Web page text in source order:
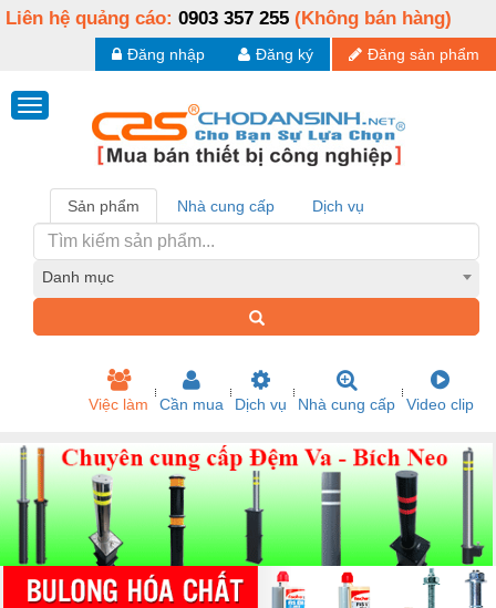
Liên hệ quảng cáo: 0903 357 255 (Không bán hàng)
Đăng sản phẩm
Đăng ký
Đăng nhập
Sản phẩm Nhà cung cấp Dịch vụ
Danh mục
Việc làm Cần mua Dịch vụ Nhà cung cấp Video clip